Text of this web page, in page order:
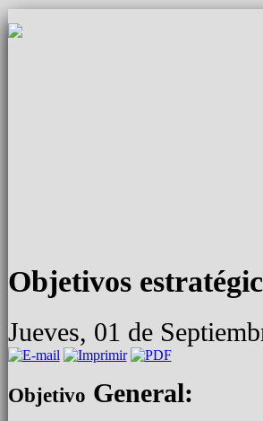
Objetivos
Jueves, 01 de
Objetivo General: